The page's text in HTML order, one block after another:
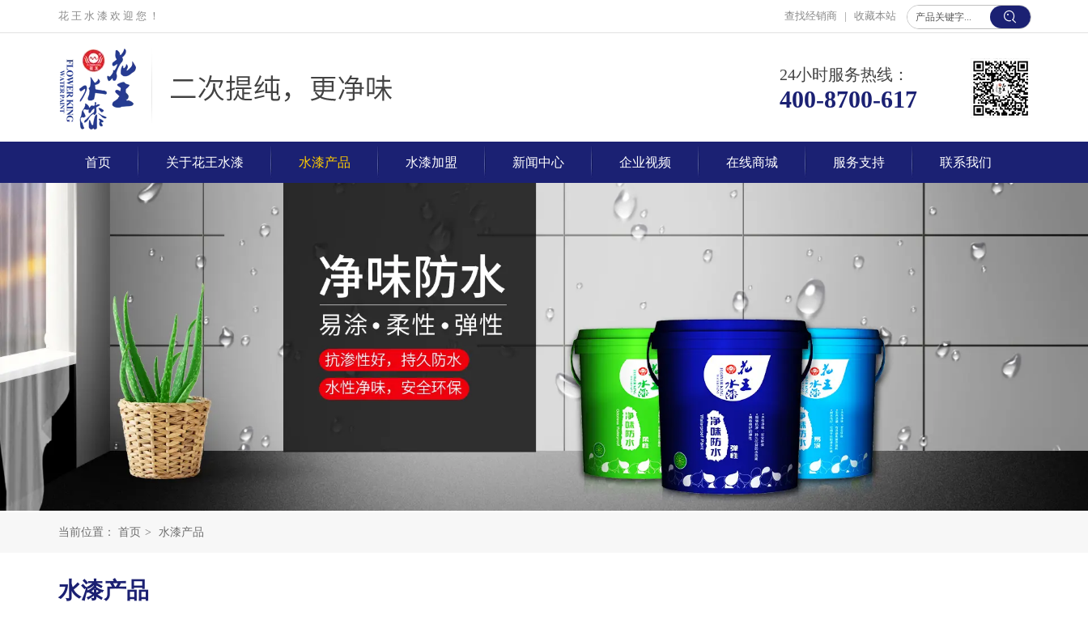
24小时服务热线：
400-8700-617
花 王 水 漆 欢 迎 您 ！ 查找经销商 | 收藏本站
首页 关于花王水漆 水漆产品 水漆加盟 新闻中心 企业视频 在线商城 服务支持 联系我们
当前位置： 首页 > 水漆产品
水漆产品